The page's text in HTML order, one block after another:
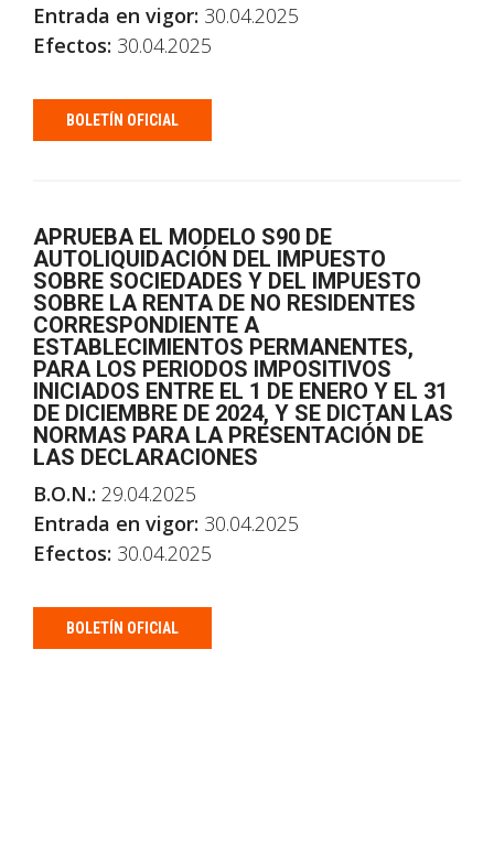
Entrada en vigor: 30.04.2025
Efectos: 30.04.2025
BOLETÍN OFICIAL
APRUEBA EL MODELO S90 DE
AUTOLIQUIDACIÓN DEL IMPUESTO
SOBRE SOCIEDADES Y DEL IMPUESTO
SOBRE LA RENTA DE NO RESIDENTES
CORRESPONDIENTE A
ESTABLECIMIENTOS PERMANENTES,
PARA LOS PERIODOS IMPOSITIVOS
INICIADOS ENTRE EL 1 DE ENERO Y EL 31
DE DICIEMBRE DE 2024, Y SE DICTAN LAS
NORMAS PARA LA PRESENTACIÓN DE
LAS DECLARACIONES
B.O.N.: 29.04.2025
Entrada en vigor: 30.04.2025
Efectos: 30.04.2025
BOLETÍN OFICIAL